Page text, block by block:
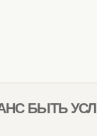
БЫТЬ